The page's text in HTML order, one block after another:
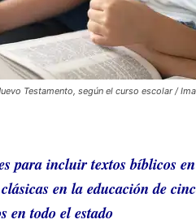
Testamento, según el curso escolar /
para incluir textos bíblicos
en la educación de
en todo el estado